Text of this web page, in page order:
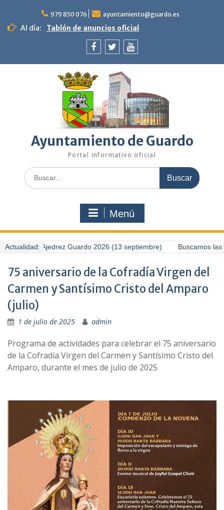
contenido
979 850 076 ayuntamiento@guardo.es
Al día: Tablón de anuncios oficial
Ayuntamiento de Guardo
Portal informativo oficial
Buscar:
Menú
Actualidad:
Torneo de Ajedrez Guardo 2026 (13 septiembre) Buscamos las
75 aniversario de la Cofradía Virgen del
Carmen y Santísimo Cristo del Amparo
(julio)
1 de julio de 2025 admin
Programa de actividades para celebrar el 75 aniversario
de la Cofradía Virgen del Carmen y Santísimo Cristo del
Amparo, durante el mes de julio de 2025